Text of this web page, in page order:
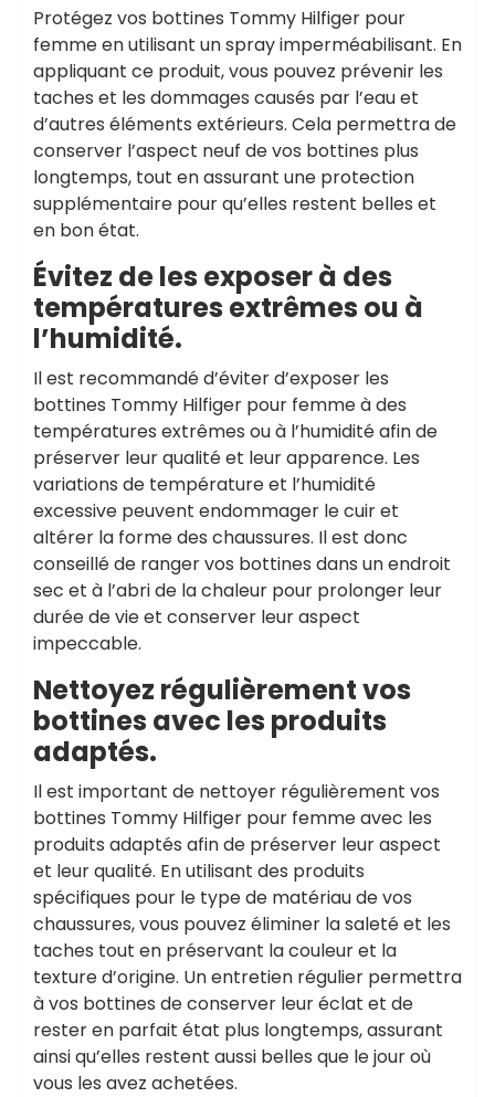
Protégez vos bottines Tommy Hilfiger pour
femme en utilisant un spray imperméabilisant. En
appliquant ce produit, vous pouvez prévenir les
taches et les dommages causés par l’eau et
d’autres éléments extérieurs. Cela permettra de
conserver l’aspect neuf de vos bottines plus
longtemps, tout en assurant une protection
supplémentaire pour qu’elles restent belles et
en bon état.
Évitez de les exposer à des
températures extrêmes ou à
l’humidité.
Il est recommandé d’éviter d’exposer les
bottines Tommy Hilfiger pour femme à des
températures extrêmes ou à l’humidité afin de
préserver leur qualité et leur apparence. Les
variations de température et l’humidité
excessive peuvent endommager le cuir et
altérer la forme des chaussures. Il est donc
conseillé de ranger vos bottines dans un endroit
sec et à l’abri de la chaleur pour prolonger leur
durée de vie et conserver leur aspect
impeccable.
Nettoyez régulièrement vos
bottines avec les produits
adaptés.
Il est important de nettoyer régulièrement vos
bottines Tommy Hilfiger pour femme avec les
produits adaptés afin de préserver leur aspect
et leur qualité. En utilisant des produits
spécifiques pour le type de matériau de vos
chaussures, vous pouvez éliminer la saleté et les
taches tout en préservant la couleur et la
texture d’origine. Un entretien régulier permettra
à vos bottines de conserver leur éclat et de
rester en parfait état plus longtemps, assurant
ainsi qu’elles restent aussi belles que le jour où
vous les avez achetées.